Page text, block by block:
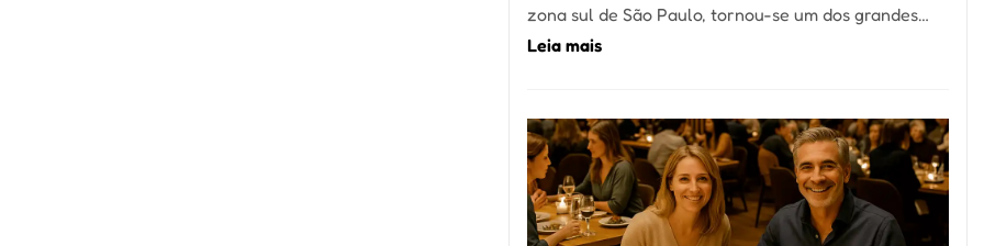
Pinheiros
zona sul de São Paulo, tornou-se um dos grandes…
Leia mais:
Pizzaria:
tradição
em
pizza